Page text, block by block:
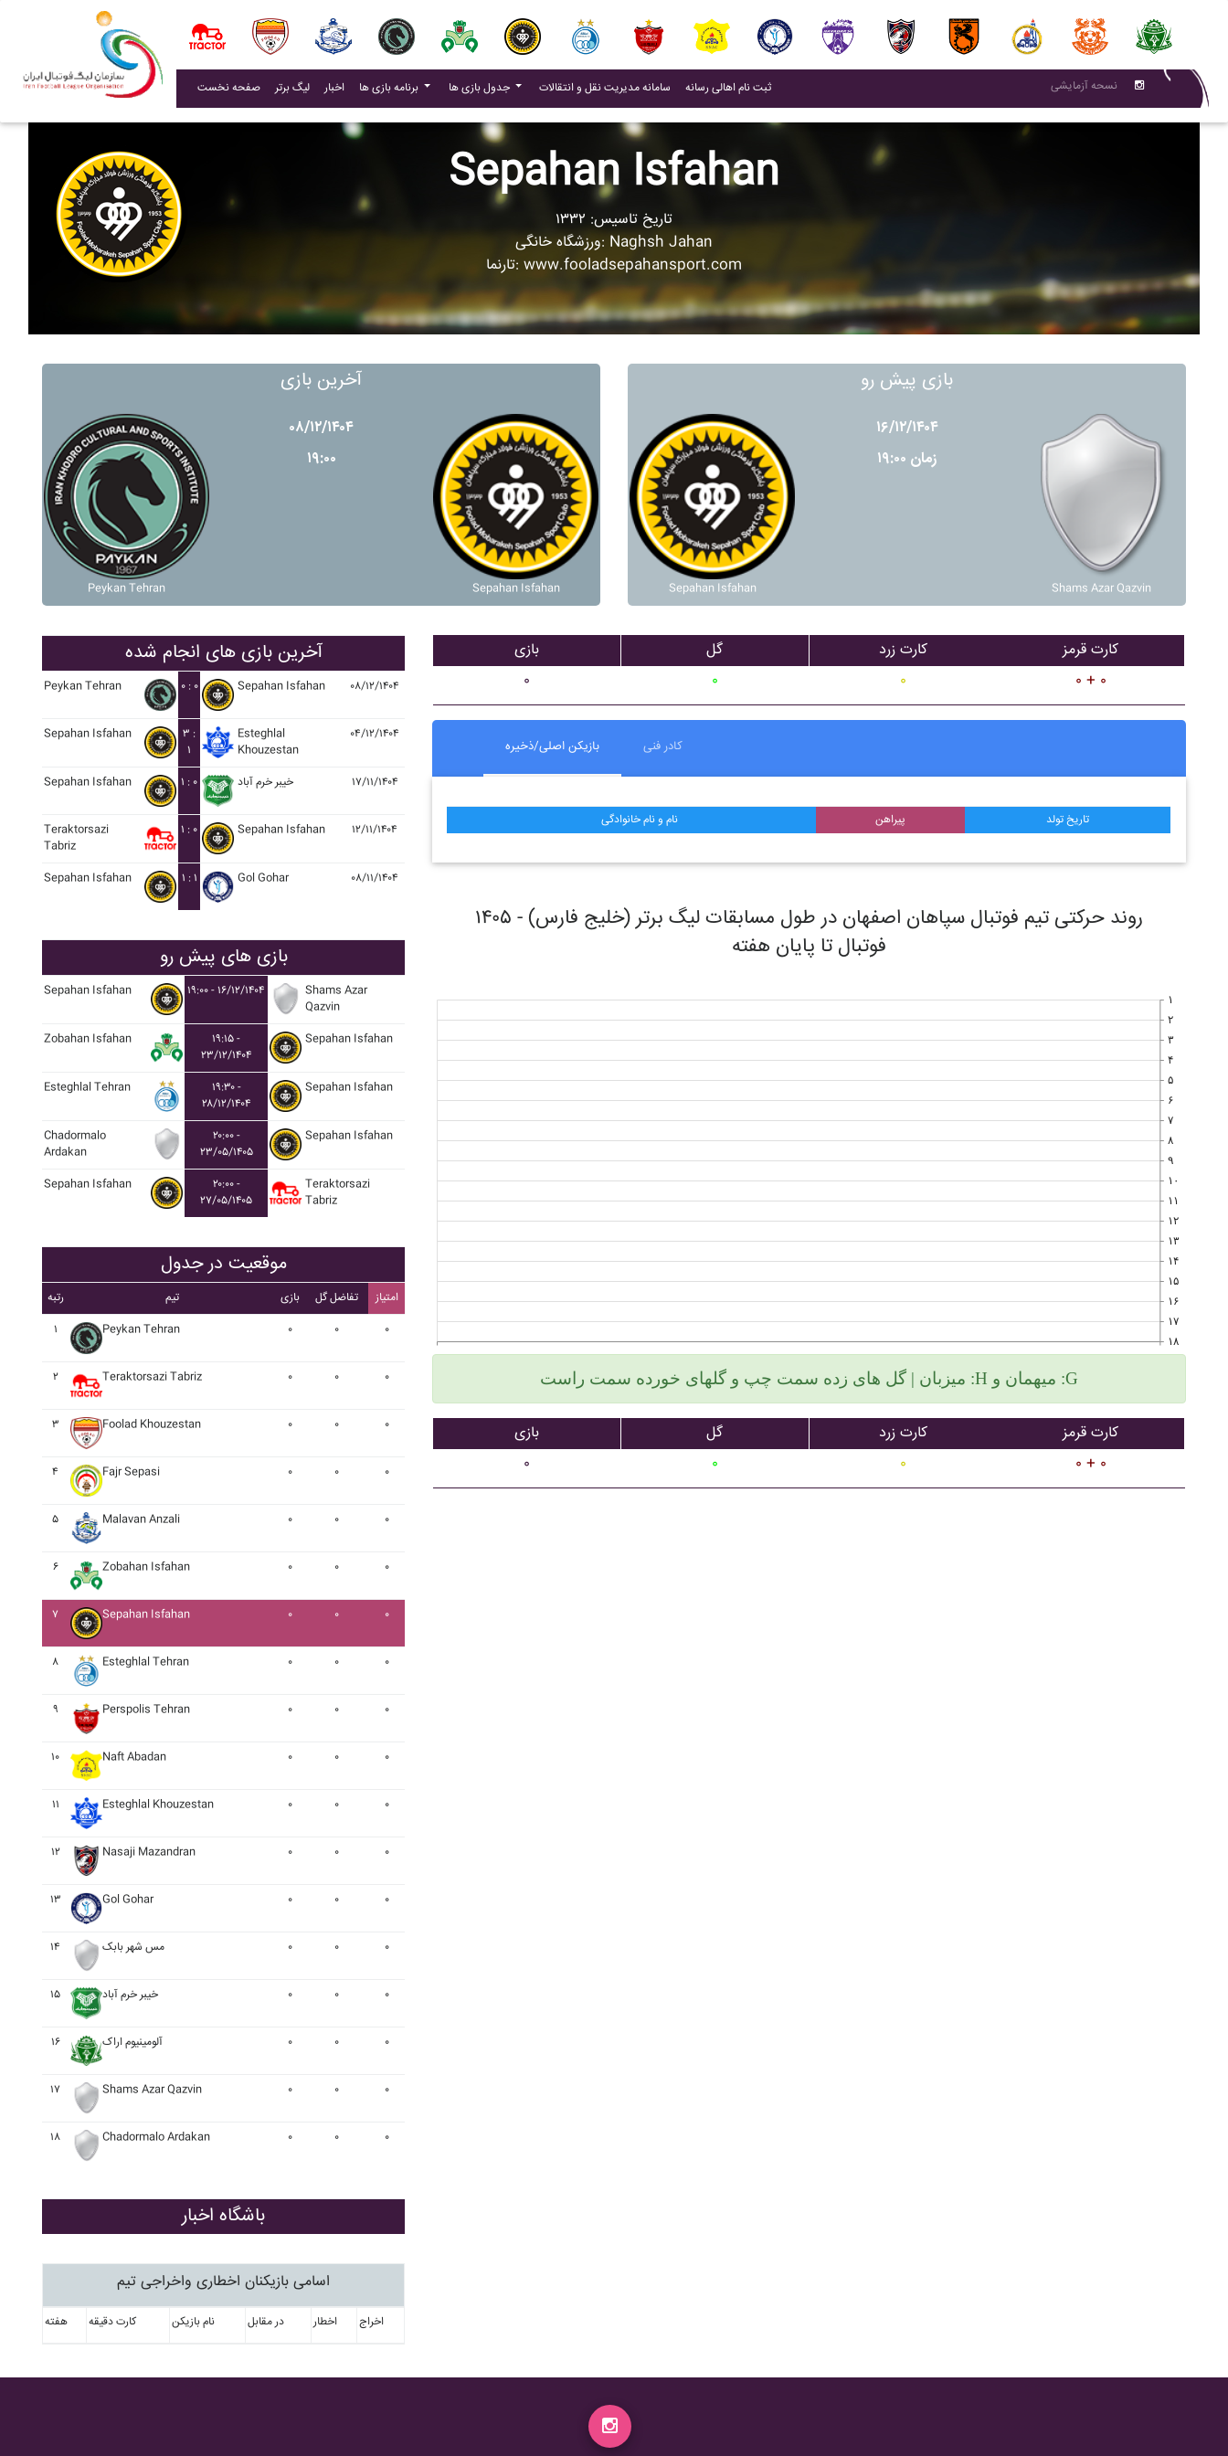
صفحه نخست لیگ برتر اخبار(current) برنامه بازی ها جدول بازی ها سامانه مدیریت نقل و انتقالات (current)
ثبت نام اهالی رسانه(current) نسحه آزمایشی
Sepahan Isfahan
تاریخ تاسیس: ۱۳۳۲
ورزشگاه خانگی: Naghsh Jahan
تارنما: www.fooladsepahansport.com
آخرین بازی
Peykan Tehran
۰۸/۱۲/۱۴۰۴
۱۹:۰۰
Sepahan Isfahan
بازی پیش رو
Sepahan Isfahan
۱۶/۱۲/۱۴۰۴
زمان ۱۹:۰۰
Shams Azar Qazvin
آخرین بازی های انجام شده
Peykan Tehran ۰ : ۰ Sepahan Isfahan ۰۸/۱۲/۱۴۰۴
Sepahan Isfahan
۳ :
۱
Esteghlal
Khouzestan
۰۴/۱۲/۱۴۰۴
Sepahan Isfahan ۱ : ۰ خيبر خرم آباد ۱۷/۱۱/۱۴۰۴
Teraktorsazi
Tabriz
۱ : ۰ Sepahan Isfahan ۱۲/۱۱/۱۴۰۴
Sepahan Isfahan ۱ : ۱ Gol Gohar ۰۸/۱۱/۱۴۰۴
بازی های پیش رو
Sepahan Isfahan ۱۹:۰۰ - ۱۶/۱۲/۱۴۰۴
Shams Azar
Qazvin
Zobahan Isfahan
۱۹:۱۵ -
۲۳/۱۲/۱۴۰۴
Sepahan Isfahan
Esteghlal Tehran
۱۹:۳۰ -
۲۸/۱۲/۱۴۰۴
Sepahan Isfahan
Chadormalo
Ardakan
۲۰:۰۰ -
۲۳/۰۵/۱۴۰۵
Sepahan Isfahan
Sepahan Isfahan
۲۰:۰۰ -
۲۷/۰۵/۱۴۰۵
Teraktorsazi
Tabriz
موقعیت در جدول
رتبه تیم بازی تفاضل گل
امتیاز
۱
Peykan Tehran ۰ ۰ ۰
۲ Teraktorsazi Tabriz ۰ ۰ ۰
۳ Foolad Khouzestan ۰ ۰ ۰
۴ Fajr Sepasi ۰ ۰ ۰
۵ Malavan Anzali ۰ ۰ ۰
۶ Zobahan Isfahan ۰ ۰ ۰
۷ Sepahan Isfahan ۰ ۰ ۰
۸ Esteghlal Tehran ۰ ۰ ۰
۹ Perspolis Tehran ۰ ۰ ۰
۱۰ Naft Abadan ۰ ۰ ۰
۱۱ Esteghlal Khouzestan ۰ ۰ ۰
۱۲ Nasaji Mazandran ۰ ۰ ۰
۱۳ Gol Gohar ۰ ۰ ۰
۱۴ مس شهر بابک ۰ ۰ ۰
۱۵ خيبر خرم آباد ۰ ۰ ۰
۱۶ آلومينيوم اراک ۰ ۰ ۰
۱۷ Shams Azar Qazvin ۰ ۰ ۰
۱۸ Chadormalo Ardakan ۰ ۰ ۰
باشگاه اخبار
اسامی بازیکنان اخطاری واخراجی تیم
هفته کارت دقیقه نام بازیکن در مقابل اخطار اخراج
بازی
۰
گل
۰
کارت زرد
۰
کارت قرمز
۰ + ۰
بازیکن اصلی/ذخیره کادر فنی
نام و نام خانوادگی پیراهن تاریخ تولد
روند حرکتی تیم فوتبال سپاهان اصفهان در طول مسابقات ليگ برتر (خليج فارس) - ۱۴۰۵
فوتبال تا پایان هفته
۱
۲
۳
۴
۵
۶
۷
۸
۹
۱۰
۱۱
۱۲
۱۳
۱۴
۱۵
۱۶
۱۷
۱۸
میزبان | گل های زده سمت چپ و گلهای خورده سمت راست :H میهمان و :G
بازی
۰
گل
۰
کارت زرد
۰
کارت قرمز
۰ + ۰